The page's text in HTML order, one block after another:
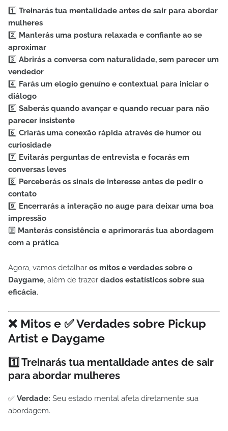
1️⃣ Treinarás tua mentalidade antes de sair para abordar
mulheres
2️⃣ Manterás uma postura relaxada e confiante ao se
aproximar
3️⃣ Abrirás a conversa com naturalidade, sem parecer um
vendedor
4️⃣ Farás um elogio genuíno e contextual para iniciar o
diálogo
5️⃣ Saberás quando avançar e quando recuar para não
parecer insistente
6️⃣ Criarás uma conexão rápida através de humor ou
curiosidade
7️⃣ Evitarás perguntas de entrevista e focarás em
conversas leves
8️⃣ Perceberás os sinais de interesse antes de pedir o
contato
9️⃣ Encerrarás a interação no auge para deixar uma boa
impressão
🔟 Manterás consistência e aprimorarás tua abordagem
com a prática
Agora, vamos detalhar os mitos e verdades sobre o
Daygame, além de trazer dados estatísticos sobre sua
eficácia.
❌ Mitos e ✅ Verdades sobre Pickup
Artist e Daygame
1️⃣ Treinarás tua mentalidade antes de sair
para abordar mulheres
✅ Verdade: Seu estado mental afeta diretamente sua
abordagem.